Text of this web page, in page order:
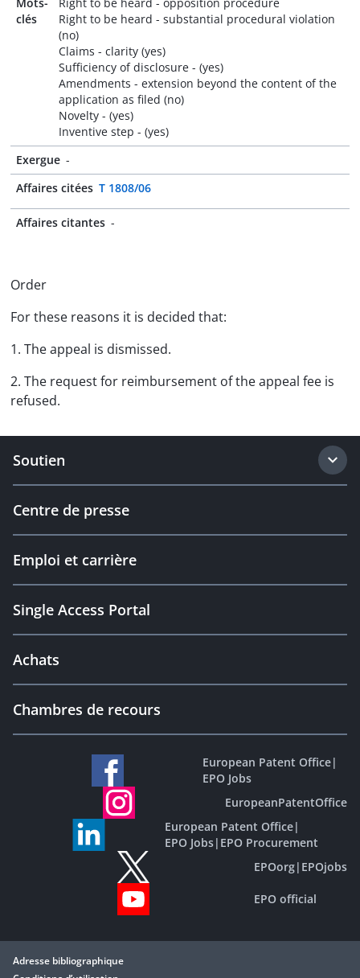
clés
Right to be heard - substantial procedural violation
(no)
Claims - clarity (yes)
Sufficiency of disclosure - (yes)
Amendments - extension beyond the content of the
application as filed (no)
Novelty - (yes)
Inventive step - (yes)
Exergue -
Affaires citées T 1808/06
Affaires citantes -
Order
For these reasons it is decided that:
1. The appeal is dismissed.
2. The request for reimbursement of the appeal fee is
refused.
Soutien
Centre de presse
Emploi et carrière
Single Access Portal
Achats
Chambres de recours
European Patent Office|
EPO Jobs
EuropeanPatentOffice
European Patent Office|
EPO Jobs| EPO Procurement
EPOorg| EPOjobs
EPO official
Adresse bibliographique